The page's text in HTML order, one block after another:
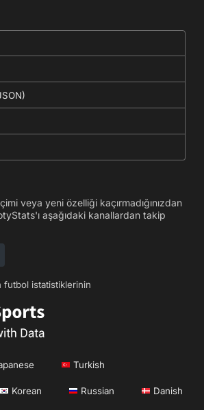
veya yeni özelliği kaçırmadığınızdan
aşağıdaki kanallardan takip
futbol istatistiklerinin
Turkish
Korean Russian Danish